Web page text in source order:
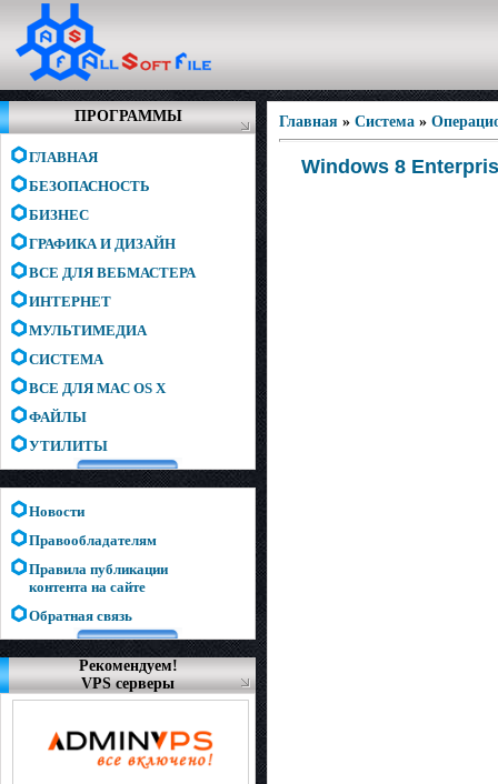
ПРОГРАММЫ
ГЛАВНАЯ
БЕЗОПАСНОСТЬ
БИЗНЕС
ГРАФИКА И ДИЗАЙН
ВСЕ ДЛЯ ВЕБМАСТЕРА
ИНТЕРНЕТ
МУЛЬТИМЕДИА
СИСТЕМА
ВСЕ ДЛЯ MAC OS X
ФАЙЛЫ
УТИЛИТЫ
Новости
Правообладателям
Правила публикации
контента на сайте
Обратная связь
Рекомендуем!
VPS серверы
Главная » Система »
Windows 8